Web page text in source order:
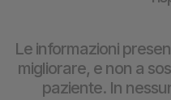
Le informazioni
migliorare, e non a
paziente. In